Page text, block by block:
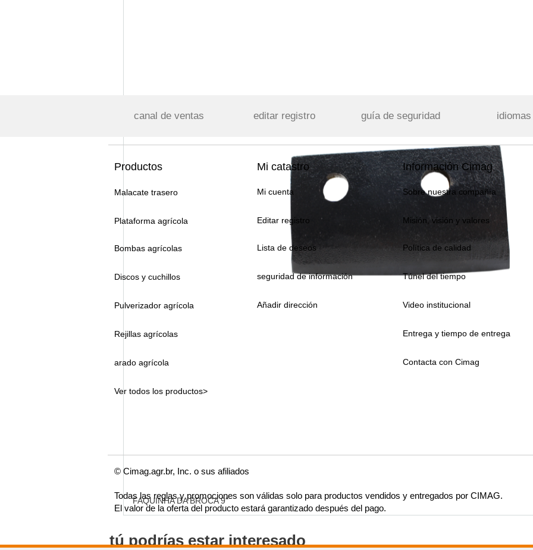
FAQUINHA DA BROCA 9"
tú podrías estar interesado
canal de ventas editar registro guía de seguridad idiomas
Productos Mi catastro Información Cimag
Malacate trasero Mi cuenta Sobre nuestra compañía
Plataforma agrícola Editar registro Misión, visión y valores
Bombas agrícolas Lista de deseos Política de calidad
Discos y cuchillos seguridad de información Túnel del tiempo
Pulverizador agrícola Añadir dirección Video institucional
Rejillas agrícolas
arado agrícola
Entrega y tiempo de entrega
Contacta con Cimag
Ver todos los productos>
© Cimag.agr.br, Inc. o sus afiliados
Todas las reglas y promociones son válidas solo para productos vendidos y entregados por CIMAG.
El valor de la oferta del producto estará garantizado después del pago.